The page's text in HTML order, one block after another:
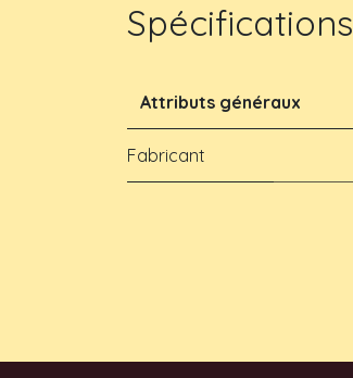
Spécifications
Attributs généraux
Fabricant